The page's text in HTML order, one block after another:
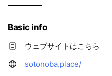
Basic info
ウェブサイトはこちら
sotonoba.place/